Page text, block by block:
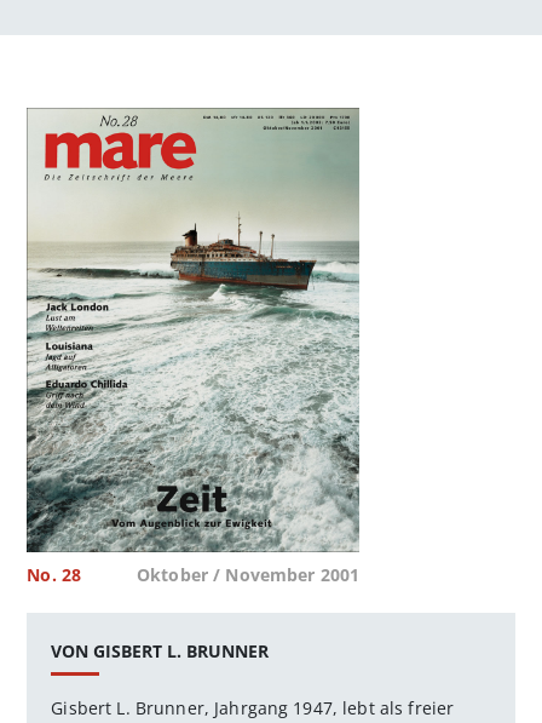
No. 28 Oktober / November 2001
VON GISBERT L. BRUNNER
Gisbert L. Brunner, Jahrgang 1947, lebt als freier